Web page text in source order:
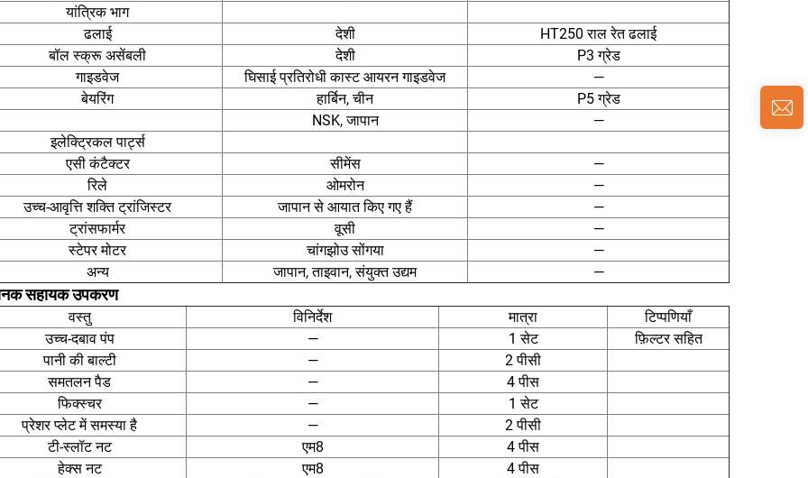
यांत्रिक भाग
ढलाई
देशी
HT250 राल रेत ढलाई
बॉल स्क्रू असेंबली
देशी
P3 ग्रेड
गाइडवेज
घिसाई प्रतिरोधी कास्ट आयरन गाइडवेज
—
बेयरिंग
हार्बिन, चीन
P5 ग्रेड
NSK, जापान
—
इलेक्ट्रिकल पार्ट्स
एसी कंटैक्टर
सीमेंस
—
रिले
ओमरोन
—
उच्च-आवृत्ति शक्ति ट्रांजिस्टर
जापान से आयात किए गए हैं
—
ट्रांसफार्मर
वूसी
—
स्टेपर मोटर
चांगझोउ सोंगया
—
अन्य
जापान, ताइवान, संयुक्त उद्यम —
सहायक उपकरण
वस्तु विनिर्देश मात्रा
टिप्पणियाँ
उच्च-दबाव पंप
— 1 सेट
फ़िल्टर सहित
पानी की बाल्टी
—
2 पीसी
समतलन पैड
—
4 पीस
फिक्स्चर
—
1 सेट
प्रेशर प्लेट में समस्या है
—
2 पीसी
टी-स्लॉट नट
एम8
4 पीस
हेक्स नट
एम8
4 पीस